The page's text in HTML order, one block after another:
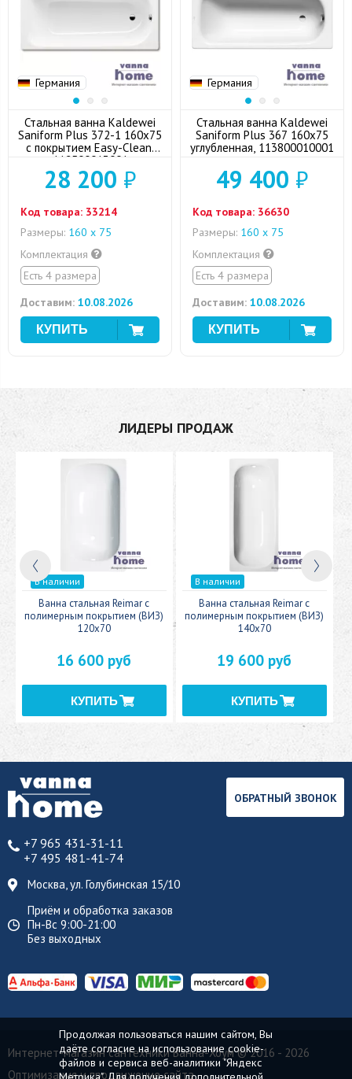
Германия
Стальная ванна Kaldewei
Saniform Plus 372-1 160x75
с покрытием Easy-Clean,
112500013001
28 200 ₽
Код товара: 33214
Размеры: 160 х 75
Комплектация
Есть 4 размера
Доставим: 10.08.2026
Германия
Стальная ванна Kaldewei
Saniform Plus 367 160x75
углубленная, 113800010001
49 400 ₽
Код товара: 36630
Размеры: 160 х 75
Комплектация
Есть 4 размера
Доставим: 10.08.2026
ЛИДЕРЫ ПРОДАЖ
В наличии
Ванна стальная Reimar с
полимерным покрытием (ВИЗ)
120x70
16 600 руб
В наличии
Ванна стальная Reimar с
полимерным покрытием (ВИЗ)
140x70
19 600 руб
+7 965 431-31-11
+7 495 481-41-74
Москва, ул. Голубинская 15/10
Приём и обработка заказов
Пн-Вс 9:00-21:00
Без выходных
ОБРАТНЫЙ ЗВОНОК
Интернет-магазин сантехники Ванна-Хоум© 2016 - 2026
Оптимизация и продвижение сайта
Продолжая пользоваться нашим сайтом, Вы
даёте согласие на использование cookie-
файлов и сервиса веб-аналитики "Яндекс